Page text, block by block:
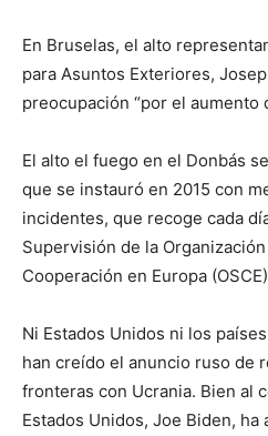
En Bruselas, el alto
para Asuntos Exteriores,
preocupación “por el aumento
El alto el fuego en el Donbás
que se instauró en 2015 con
incidentes, que recoge cada
Supervisión de la
Cooperación en Europa
Ni Estados Unidos ni los
han creído el anuncio ruso de
fronteras con Ucrania. Bien al
Estados Unidos, Joe Biden,